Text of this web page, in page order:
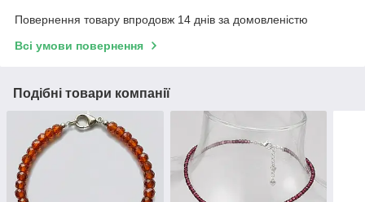
Повернення товару впродовж 14 днів за домовленістю
Всі умови повернення
Подібні товари компанії